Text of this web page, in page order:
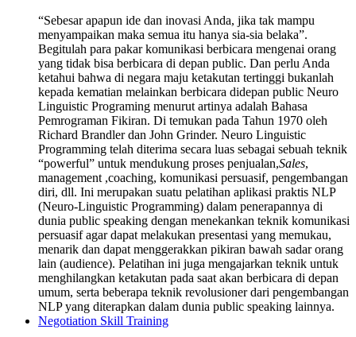
“Sebesar apapun ide dan inovasi Anda, jika tak mampu
menyampaikan maka semua itu hanya sia-sia belaka”.
Begitulah para pakar komunikasi berbicara mengenai orang
yang tidak bisa berbicara di depan public. Dan perlu Anda
ketahui bahwa di negara maju ketakutan tertinggi bukanlah
kepada kematian melainkan berbicara didepan public Neuro
Linguistic Programing menurut artinya adalah Bahasa
Pemrograman Fikiran. Di temukan pada Tahun 1970 oleh
Richard Brandler dan John Grinder. Neuro Linguistic
Programming telah diterima secara luas sebagai sebuah teknik
“powerful” untuk mendukung proses penjualan,Sales,
management ,coaching, komunikasi persuasif, pengembangan
diri, dll. Ini merupakan suatu pelatihan aplikasi praktis NLP
(Neuro-Linguistic Programming) dalam penerapannya di
dunia public speaking dengan menekankan teknik komunikasi
persuasif agar dapat melakukan presentasi yang memukau,
menarik dan dapat menggerakkan pikiran bawah sadar orang
lain (audience). Pelatihan ini juga mengajarkan teknik untuk
menghilangkan ketakutan pada saat akan berbicara di depan
umum, serta beberapa teknik revolusioner dari pengembangan
NLP yang diterapkan dalam dunia public speaking lainnya.
Negotiation Skill Training